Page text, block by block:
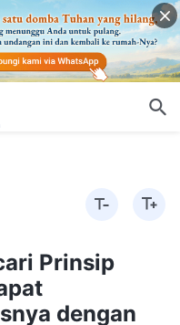
Prinsip
dengan